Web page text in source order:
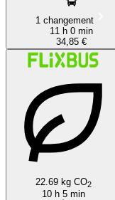
1 changement
11 h 0 min
34,85 €
22.69 kg CO2
10 h 5 min